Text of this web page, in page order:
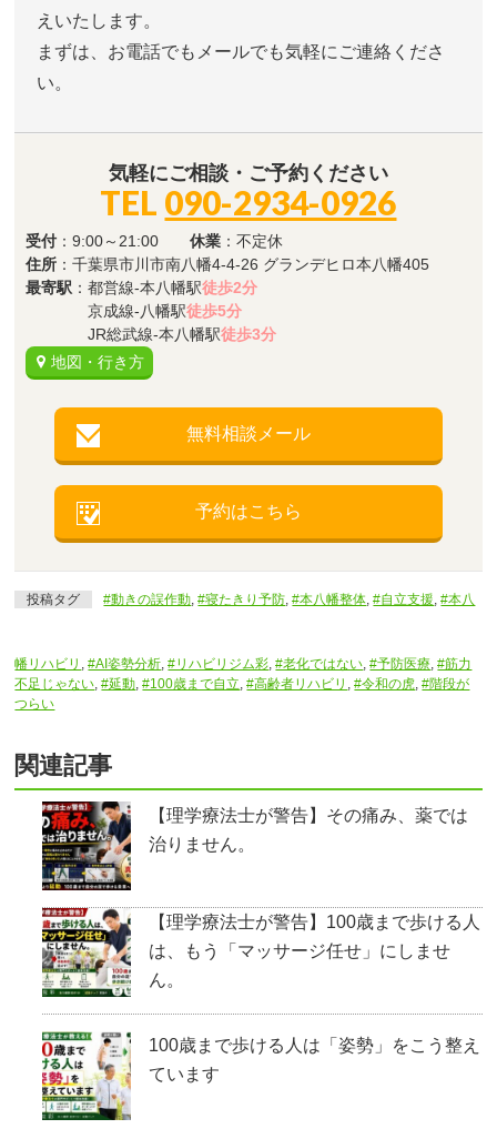
えいたします。
まずは、お電話でもメールでも気軽にご連絡くださ
い。
気軽にご相談・ご予約ください
TEL 090-2934-0926
受付 ：9:00～21:00休業 ：不定休
住所 ：千葉県市川市南八幡4-4-26 グランデヒロ本八幡405
最寄駅 ：都営線-本八幡駅徒歩2分
京成線-八幡駅徒歩5分
JR総武線-本八幡駅徒歩3分
地図・行き方
無料相談メール
予約はこちら
投稿タグ #動きの誤作動 ,#寝たきり予防 ,#本八幡整体 ,#自立支援 ,#本八
幡リハビリ ,#AI姿勢分析 ,#リハビリジム彩 ,#老化ではない ,#予防医療 ,#筋力
不足じゃない ,#延動 ,#100歳まで自立 ,#高齢者リハビリ ,#令和の虎 ,#階段が
つらい
関連記事
【理学療法士が警告】その痛み、薬では
治りません。
【理学療法士が警告】100歳まで歩ける人
は、もう「マッサージ任せ」にしませ
ん。
100歳まで歩ける人は「姿勢」をこう整え
ています